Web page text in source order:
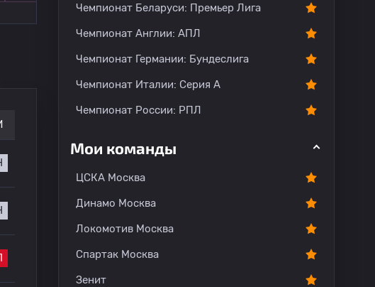
Чемпионат Беларуси: Премьер Лига
Чемпионат Англии: АПЛ
Чемпионат Германии: Бундеслига
Чемпионат Италии: Серия А
Чемпионат России: РПЛ
Мои команды
ЦСКА Москва
Динамо Москва
Локомотив Москва
Спартак Москва
Зенит